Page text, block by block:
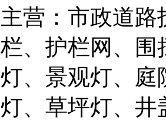
主营：市政道
栏、护栏网、围
灯、景观灯、庭
灯、草坪灯、井